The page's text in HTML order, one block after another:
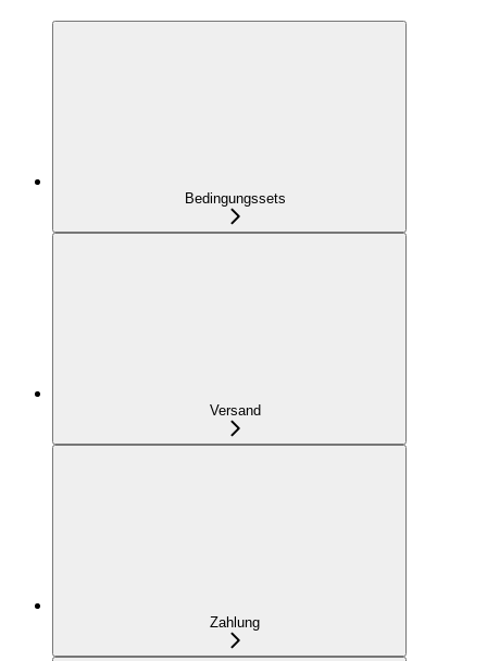
Bedingungssets
Versand
Zahlung